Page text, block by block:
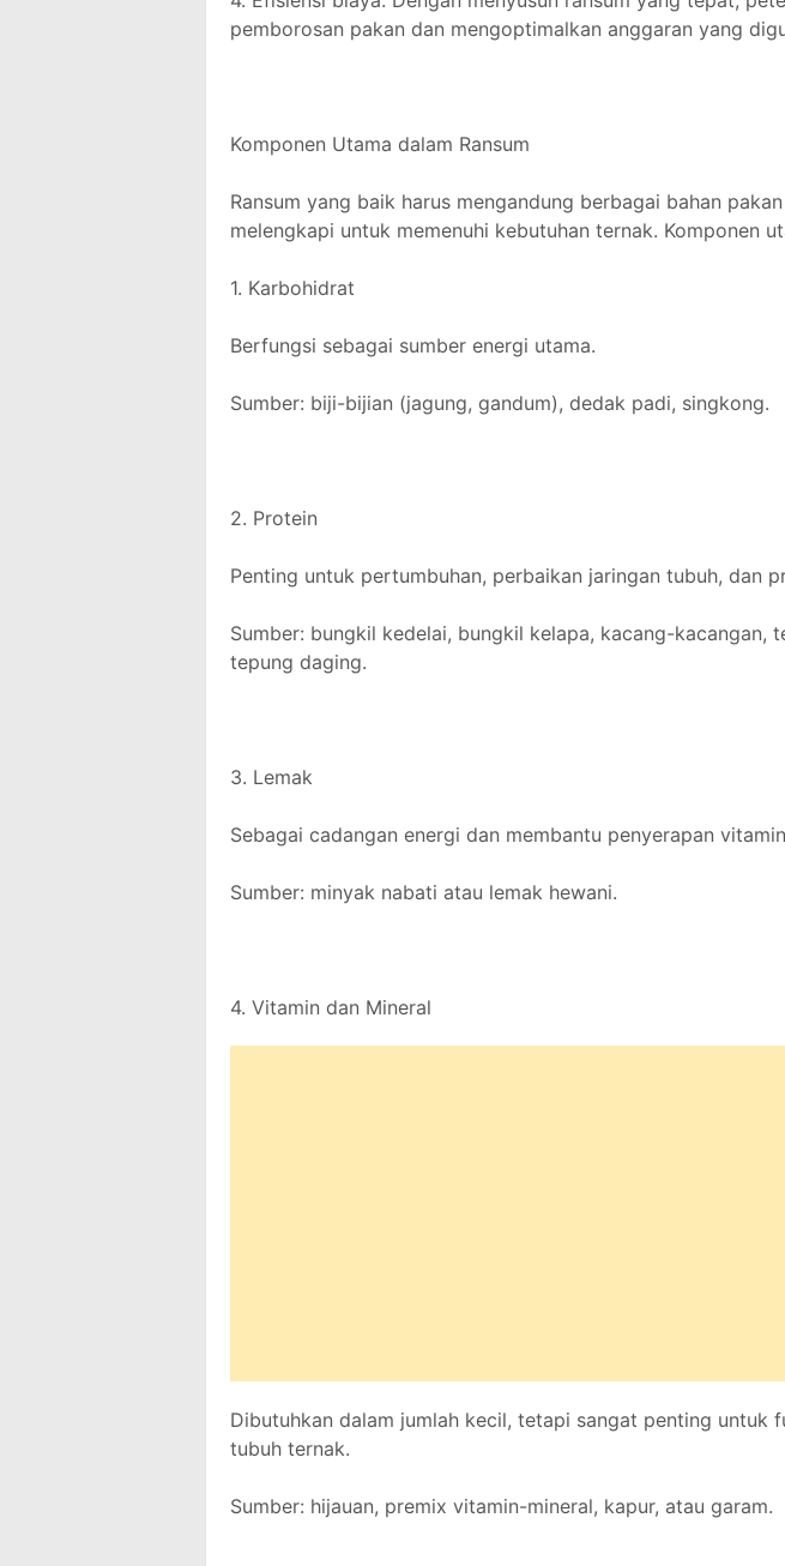
pemborosan pakan dan mengoptimalkan anggaran yang
Komponen Utama dalam Ransum
Ransum yang baik harus mengandung berbagai bahan
melengkapi untuk memenuhi kebutuhan ternak. Komponen
1. Karbohidrat
Berfungsi sebagai sumber energi utama.
Sumber: biji-bijian (jagung, gandum), dedak padi, singkong.
2. Protein
Penting untuk pertumbuhan, perbaikan jaringan tubuh, dan
Sumber: bungkil kedelai, bungkil kelapa, kacang-kacangan,
tepung daging.
3. Lemak
Sebagai cadangan energi dan membantu penyerapan
Sumber: minyak nabati atau lemak hewani.
4. Vitamin dan Mineral
Dibutuhkan dalam jumlah kecil, tetapi sangat penting untuk
tubuh ternak.
Sumber: hijauan, premix vitamin-mineral, kapur, atau garam.